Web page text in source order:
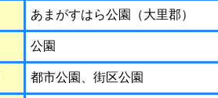
あまがすはら公園（大里郡）
公園
都市公園、街区公園